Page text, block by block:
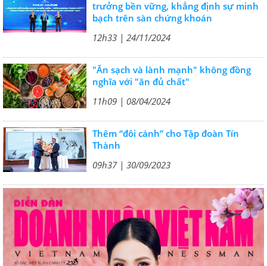
trưởng bền vững, khẳng định sự minh
bạch trên sàn chứng khoán
12h33 | 24/11/2024
"Ăn sạch và lành mạnh" không đồng
nghĩa với "ăn đủ chất"
11h09 | 08/04/2024
Thêm “đôi cánh” cho Tập đoàn Tín
Thành
09h37 | 30/09/2023